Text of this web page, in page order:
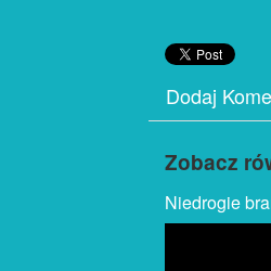
Dodaj
Zobacz
Niedrogie